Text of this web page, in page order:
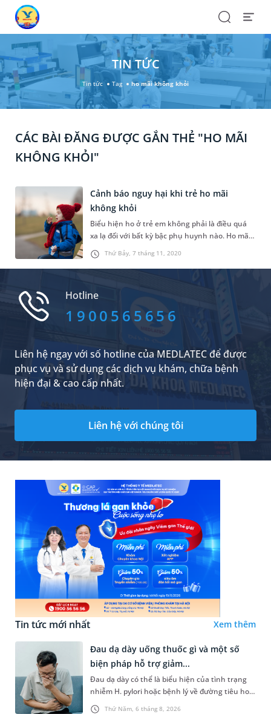
SearchOpen
TIN TỨC
Tin tức Tag ho mãi không khỏi
CÁC BÀI ĐĂNG ĐƯỢC GẮN THẺ "HO MÃI
KHÔNG KHỎI"
Thứ Bảy, 7 tháng 11, 2020
Cảnh báo nguy hại khi trẻ ho mãi
không khỏi
Biểu hiện ho ở trẻ em không phải là điều quá
xa lạ đối với bất kỳ bậc phụ huynh nào. Ho mãi
không khỏi là vấn đề khiến cha mẹ sốt ruột và
lo lắng cho con nhiều nhất. Bài viết dưới đây sẽ
cung cấp một phần nào kiến thức về vấn đề ho
gia đình chăm sóc...
Hotline
1900565656
Liên hệ ngay với số hotline của MEDLATEC để được
phục vụ và sử dụng các dịch vụ khám, chữa bệnh
hiện đại & cao cấp nhất.
Liên hệ với chúng tôi
Tin tức mới nhất Xem thêm
Thứ Năm, 6 tháng 8, 2026
Đau dạ dày uống thuốc gì và một số
biện pháp hỗ trợ giảm...
Đau dạ dày có thể là biểu hiện của tình trạng
nhiễm H. pylori hoặc bệnh lý về đường tiêu hoá
khác. Dựa theo nguyên nhân cụ thể, bác sĩ sẽ